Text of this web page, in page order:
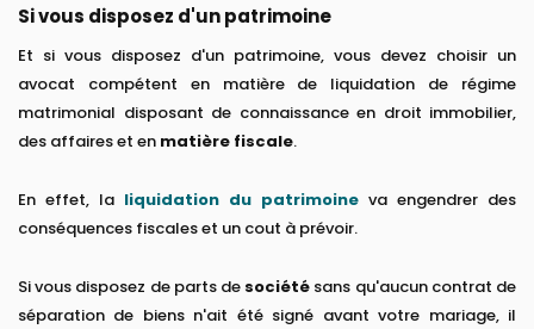
Si vous disposez d'un patrimoine
Et si vous disposez d'un patrimoine, vous devez choisir un
avocat compétent en matière de liquidation de régime
matrimonial disposant de connaissance en droit immobilier,
des affaires et en matière fiscale.
En effet, la liquidation du patrimoine va engendrer des
conséquences fiscales et un cout à prévoir.
Si vous disposez de parts de société sans qu'aucun contrat de
séparation de biens n'ait été signé avant votre mariage, il